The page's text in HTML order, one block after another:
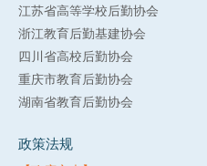
江苏省高等学校后勤协会
浙江教育后勤基建协会
四川省高校后勤协会
重庆市教育后勤协会
湖南省教育后勤协会
政策法规